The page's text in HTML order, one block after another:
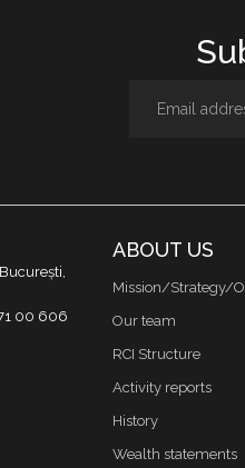
00 606
ABOUT US
Mission/Strategy/
Our team
RCI Structure
Activity reports
History
Wealth statements